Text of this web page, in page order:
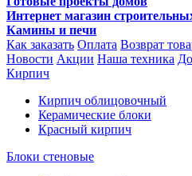
Интернет магазин
Камины и печи
Как заказать Оплата Возврат
Новости Акции Наша техника
Кирпич
Кирпич облицовочный
Керамические блоки
Красный кирпич
Блоки стеновые